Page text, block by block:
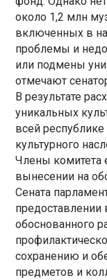
около 1,2 млн
включенных в
проблемы и
или подмены
отмечают
В результате
уникальных
всей
культурного
Члены комитета
вынесении на
Сената
обоснованного
сохранению и
предметов и